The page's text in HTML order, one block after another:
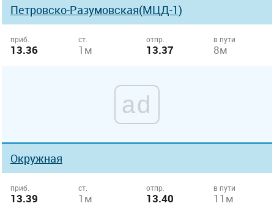
Петровско-Разумовская(МЦД-1)
приб.
13.36
ст.
1м
отпр.
13.37
в пути
8м
ad
Окружная
приб.
13.39
ст.
1м
отпр.
13.40
в пути
11м